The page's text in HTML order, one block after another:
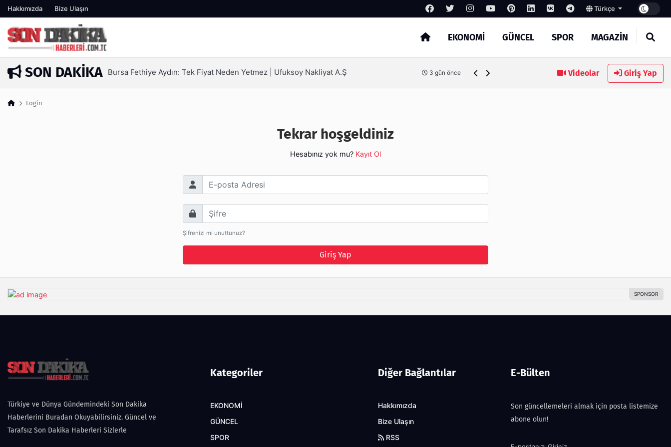
Hakkımızda Bize Ulaşın Türkçe
EKONOMİ GÜNCEL SPOR MAGAZİN
Arama
SON DAKIKA
1 gün önce Bursa Fethiye Aydın: Tek Fiyat Neden Yetmez | Ufuksoy Nakliyat A.Ş 3 gün önce SEO Hizmeti Alırken Kandırılmamak İçin Bilinmesi
Videolar Giriş Yap
Login
Tekrar hoşgeldiniz
Hesabınız yok mu? Kayıt Ol
E-posta Adresi
Şifre
Şifrenizi mi unuttunuz?
Giriş Yap
Türkiye ve Dünya Gündemindeki Son Dakika
Haberlerini Buradan Okuyabilirsiniz. Güncel ve
Tarafsız Son Dakika Haberleri Sizlerle
Kategoriler
EKONOMİ
GÜNCEL
SPOR
Diğer Bağlantılar
Hakkımızda
Bize Ulaşın
RSS
E-Bülten
Son güncellemeleri almak için posta listemize
abone olun!